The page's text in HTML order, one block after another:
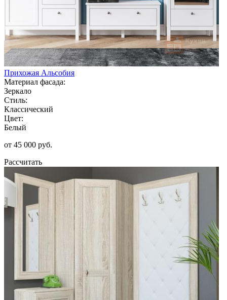
Прихожая Альсобия
Материал фасада:
Зеркало
Стиль:
Классический
Цвет:
Белый
от 45 000 руб.
Рассчитать